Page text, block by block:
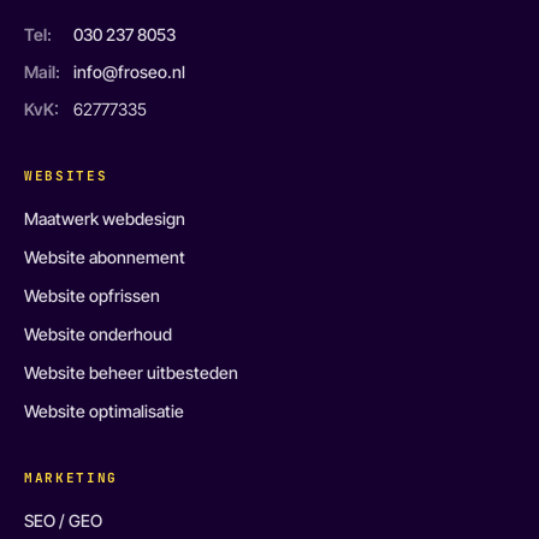
Tel:
030 237 8053
Mail:
info@froseo.nl
KvK:
62777335
WEBSITES
Maatwerk webdesign
Website abonnement
Website opfrissen
Website onderhoud
Website beheer uitbesteden
Website optimalisatie
MARKETING
SEO / GEO